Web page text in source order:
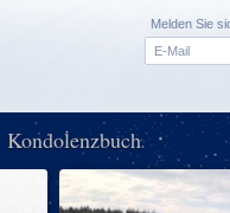
Melden Sie
Kondolenzbuch